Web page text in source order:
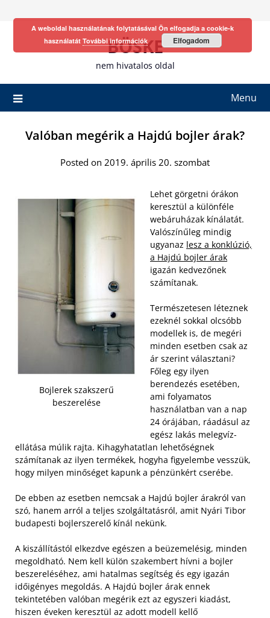
BÖSKE
nem hivatalos oldal
Menu
Valóban megérik a Hajdú bojler árak?
Posted on 2019. április 20. szombat
Bojlerek szakszerű
beszerelése
Lehet görgetni órákon
keresztül a különféle
webáruházak kínálatát.
Valószínűleg mindig
ugyanaz lesz a konklúzió,
a Hajdú bojler árak
igazán kedvezőnek
számítanak.
Természetesen léteznek
ezeknél sokkal olcsóbb
modellek is, de megéri
minden esetben csak az
ár szerint választani?
Főleg egy ilyen
berendezés esetében,
ami folyamatos
használatban van a nap
24 órájában, ráadásul az
egész lakás melegvíz-
ellátása múlik rajta. Kihagyhatatlan lehetőségnek
számítanak az ilyen termékek, hogyha figyelembe vesszük,
hogy milyen minőséget kapunk a pénzünkért cserébe.
De ebben az esetben nemcsak a Hajdú bojler árakról van
szó, hanem arról a teljes szolgáltatásról, amit Nyári Tibor
budapesti bojlerszerelő kínál nekünk.
A kiszállítástól elkezdve egészen a beüzemelésig, minden
megoldható. Nem kell külön szakembert hívni a bojler
beszereléséhez, ami hatalmas segítség és egy igazán
időigényes megoldás. A Hajdú bojler árak ennek
tekintetében valóban megérik ezt az egyszeri kiadást,
hiszen éveken keresztül az adott modell kellő
A weboldal használatának folytatásával Ön elfogadja a cookie-k
használatát További információk Elfogadom